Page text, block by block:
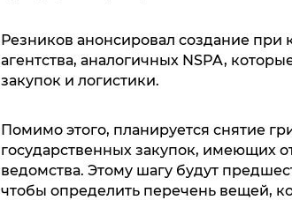
Резников анонсировал создание
агентства, аналогичных NSPA,
закупок и логистики.
Помимо этого, планируется снятие
государственных закупок, имеющих
ведомства. Этому шагу будут
чтобы определить перечень вещей,